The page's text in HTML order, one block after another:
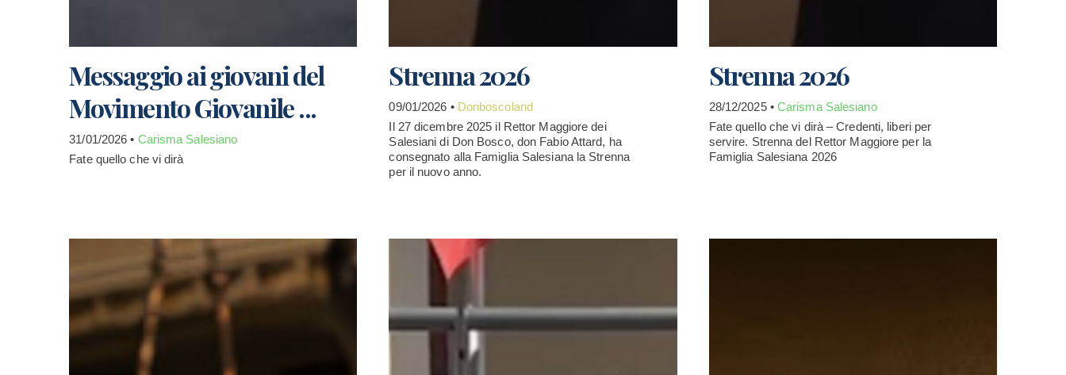
Messaggio ai giovani del
Movimento Giovanile ...
31/01/2026 • Carisma Salesiano
Fate quello che vi dirà
Strenna 2026
09/01/2026 • Donboscoland
Il 27 dicembre 2025 il Rettor Maggiore dei
Salesiani di Don Bosco, don Fabio Attard, ha
consegnato alla Famiglia Salesiana la Strenna
per il nuovo anno.
Strenna 2026
28/12/2025 • Carisma Salesiano
Fate quello che vi dirà – Credenti, liberi per
servire. Strenna del Rettor Maggiore per la
Famiglia Salesiana 2026